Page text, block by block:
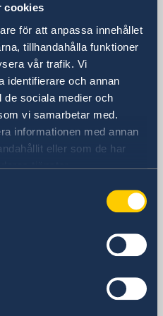
cookies
för att anpassa innehållet
tillhandahålla funktioner
vår trafik. Vi
identifierare och annan
de sociala medier och
vi samarbetar med.
informationen med annan
eller som de har
tjänster.
är permanent
ambassad i